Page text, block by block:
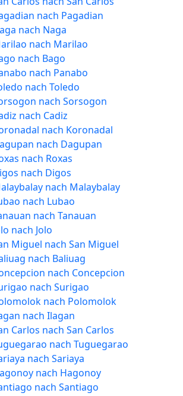
nach Pagadian
nach Naga
nach Marilao
nach Bago
nach Panabo
nach Toledo
nach Sorsogon
nach Cadiz
nach Koronadal
nach Dagupan
nach Roxas
nach Digos
nach Malaybalay
nach Lubao
nach Tanauan
nach Jolo
Miguel nach San Miguel
nach Baliuag
nach Concepcion
nach Surigao
nach Polomolok
nach Ilagan
Carlos nach San Carlos
nach Tuguegarao
nach Sariaya
nach Hagonoy
nach Santiago